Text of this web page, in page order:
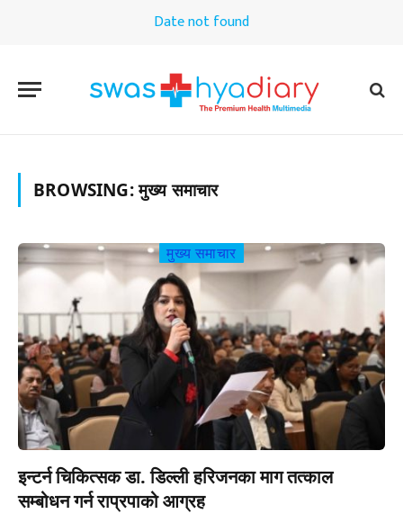
Date not found
BROWSING:मुख्य समाचार
मुख्य समाचार
इन्टर्न चिकित्सक डा. डिल्ली हरिजनका माग तत्काल
सम्बोधन गर्न राप्रपाको आग्रह